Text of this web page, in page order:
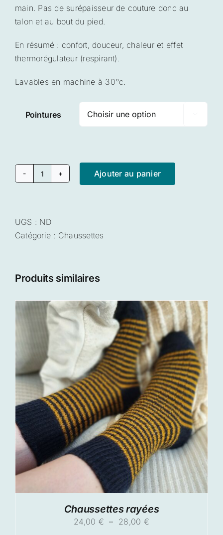
main. Pas de surépaisseur de couture donc au
talon et au bout du pied.
En résumé : confort, douceur, chaleur et effet
thermorégulateur (respirant).
Lavables en machine à 30°c.
Pointures
quantité
écru
Ajouter au panier
UGS : ND
Catégorie : Chaussettes
Produits similaires
Chaussettes rayées
24,00 € – 28,00 €Plage